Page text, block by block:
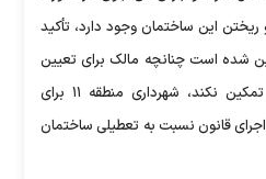
فرو ریختن این ساختمان وجود دارد، تأکید
که تعیین شده است چنانچه مالک برای تعیین
تکلیف ملک و تشکیل پرونده تمکین نکند، شهرداری منطقه ۱۱ برای
قانون نسبت به تعطیلی ساختمان